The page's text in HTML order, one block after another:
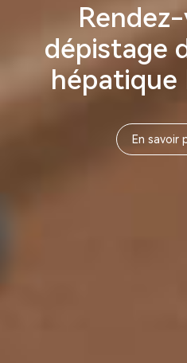
dépistage
hépatique
En savoir